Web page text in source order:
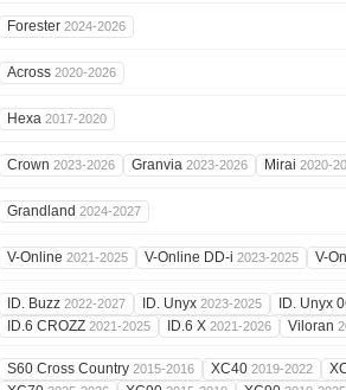
Forester 2024-2026
Across 2020-2026
Hexa 2017-2020
Crown 2023-2026 Granvia 2023-2026 Mirai 2020-
Grandland 2024-2027
V-Online 2021-2025 V-Online DD-i 2023-2025 V-
ID. Buzz 2022-2027 ID. Unyx 2023-2025
ID. Unyx
ID.6 CROZZ 2021-2025 ID.6 X 2021-2026 Viloran
S60 Cross Country 2015-2016 XC40 2019-2022